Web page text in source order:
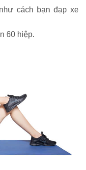
cách bạn đạp xe
60 hiệp.